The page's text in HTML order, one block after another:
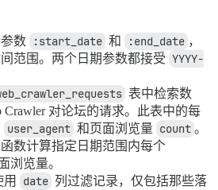
数 :start_date 和 :end_date ，
范围。两个日期参数都接受 YYYY-
表中检索数
Crawler 对论坛的请求。此表中的每
user_agent 和页面浏览量 count 。
函数计算指定日期范围内每个
浏览量。
date 列过滤记录，仅包括那些落